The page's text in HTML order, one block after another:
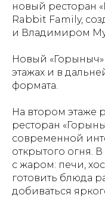
новый ресторан
Rabbit Family,
и Владимиром
Новый «Горыныч»
этажах и в
формата.
На втором этаже
ресторан
современной
открытого огня.
с жаром: печи,
готовить блюда
добиваться